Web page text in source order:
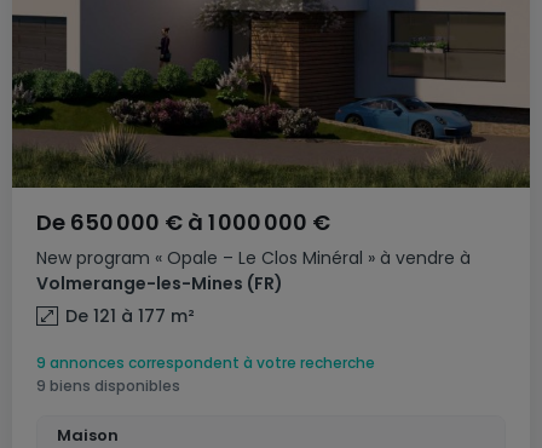
New program « Opale – Le Clos Minéral » à vendre à
Volmerange-les-Mines (FR)
De 650 000 € à 1 000 000 €
De 121 à 177 m²
9 annonces correspondent à votre recherche
9 biens disponibles
Maison